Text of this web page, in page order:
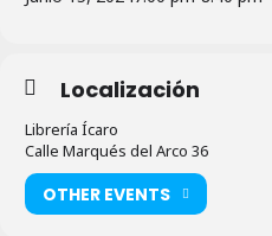
Localización
Librería Ícaro
Calle Marqués del Arco 36
OTHER EVENTS